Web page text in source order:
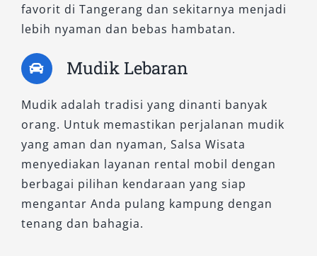
favorit di Tangerang dan sekitarnya menjadi
lebih nyaman dan bebas hambatan.
Mudik Lebaran
Mudik adalah tradisi yang dinanti banyak
orang. Untuk memastikan perjalanan mudik
yang aman dan nyaman, Salsa Wisata
menyediakan layanan rental mobil dengan
berbagai pilihan kendaraan yang siap
mengantar Anda pulang kampung dengan
tenang dan bahagia.